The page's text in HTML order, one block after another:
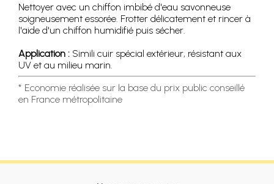
Nettoyer avec un chiffon imbibé d'eau savonneuse
soigneusement essorée. Frotter délicatement et rincer à
l'aide d'un chiffon humidifié puis sécher.
Application : Simili cuir spécial extérieur, résistant aux
UV et au milieu marin.
* Economie réalisée sur la base du prix public conseillé
en France métropolitaine